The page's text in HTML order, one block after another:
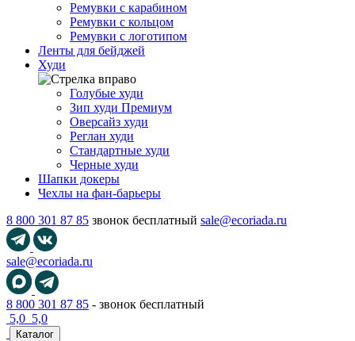
Ремувки с карабином
Ремувки с кольцом
Ремувки с логотипом
Ленты для бейджей
Худи
Голубые худи
Зип худи Премиум
Оверсайз худи
Реглан худи
Стандартные худи
Черные худи
Шапки докеры
Чехлы на фан-барьеры
8 800 301 87 85 звонок бесплатный sale@ecoriada.ru
sale@ecoriada.ru
8 800 301 87 85 - звонок бесплатный
5,0 5,0
Каталог